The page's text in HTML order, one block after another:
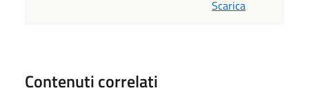
Scarica
Contenuti correlati